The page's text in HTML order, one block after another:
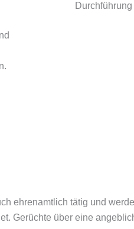
ehrenamtlich tätig und
Gerüchte über eine